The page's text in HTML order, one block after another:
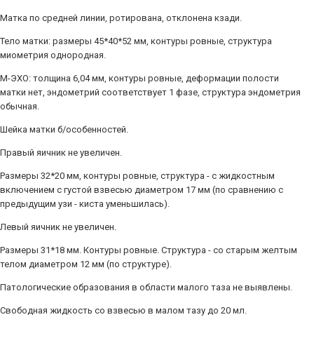
Матка по средней линии, ротирована, отклонена кзади.
Тело матки: размеры 45*40*52 мм, контуры ровные, структура
миометрия однородная.
М-ЭХО: толщина 6,04 мм, контуры ровные, деформации полости
матки нет, эндометрий соответствует 1 фазе, структура эндометрия
обычная.
Шейка матки б/особенностей.
Правый яичник не увеличен.
Размеры 32*20 мм, контуры ровные, структура - с жидкостным
включением с густой взвесью диаметром 17 мм (по сравнению с
предыдущим узи - киста уменьшилась).
Левый яичник не увеличен.
Размеры 31*18 мм. Контуры ровные. Структура - со старым желтым
телом диаметром 12 мм (по структуре).
Патологические образования в области малого таза не выявлены.
Свободная жидкость со взвесью в малом тазу до 20 мл.